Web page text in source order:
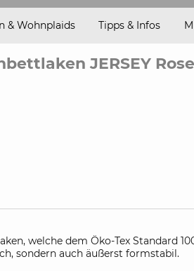
& Wohnplaids Tipps & Infos
JERSEY Rose
welche dem Öko-Tex Standard
sondern auch äußerst formstabil.